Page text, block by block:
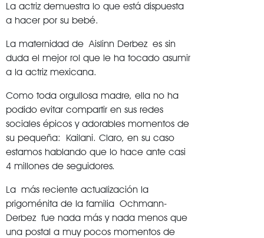
La actriz demuestra lo que está dispuesta
a hacer por su bebé.
La maternidad de Aislinn Derbez es sin
duda el mejor rol que le ha tocado asumir
a la actriz mexicana.
Como toda orgullosa madre, ella no ha
podido evitar compartir en sus redes
sociales épicos y adorables momentos de
su pequeña: Kailani. Claro, en su caso
estamos hablando que lo hace ante casi
4 millones de seguidores.
La más reciente actualización la
prigoménita de la familia Ochmann-
Derbez fue nada más y nada menos que
una postal a muy pocos momentos de